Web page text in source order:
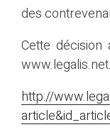
des
Cette
http://